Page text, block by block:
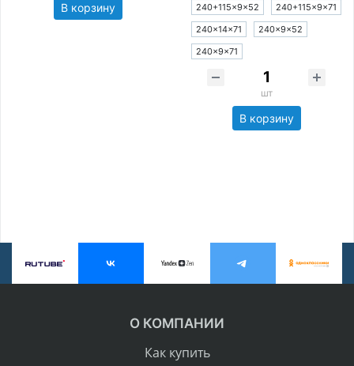
В корзину
240+115×9×52
240+115×9×71
240×14×71
240×9×52
240×9×71
шт
В корзину
О КОМПАНИИ
Как купить